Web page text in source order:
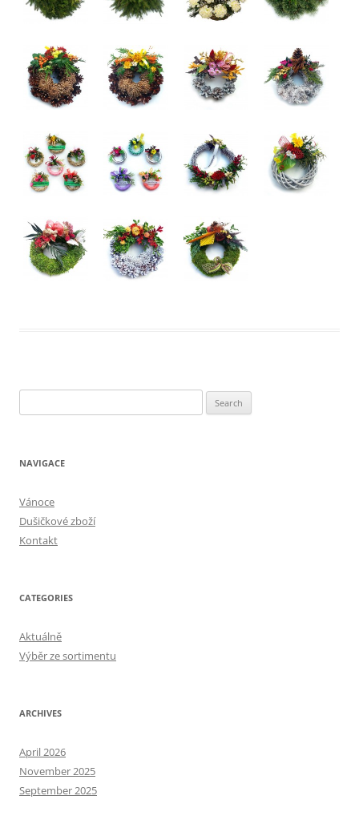
for:
NAVIGACE
Vánoce
Dušičkové zboží
Kontakt
CATEGORIES
Aktuálně
Výběr ze sortimentu
ARCHIVES
April 2026
November 2025
September 2025